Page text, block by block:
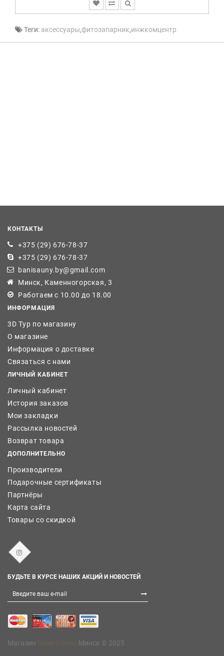
Теги: аксессуары,фитозапарник,инжкомцентр
КОНТАКТЫ
+375 (29) 676-78-37
+375 (29) 676-78-37
banisauny.by@gmail.com
Минск, Каменногорская, 3
Работаем с 10.00 до 18.00
ИНФОРМАЦИЯ
3D Тур по магазину
О магазине
Информация о доставке
Связаться с нами
ЛИЧНЫЙ КАБИНЕТ
Личный кабинет
История заказов
Мои закладки
Рассылка новостей
Возврат товара
ДОПОЛНИТЕЛЬНО
Производители
Подарочные сертификаты
Партнёры
Карта сайта
Товары со скидкой
БУДЬТЕ В КУРСЕ НАШИХ АКЦИЙ И НОВОСТЕЙ
Магазин Минск © 2025